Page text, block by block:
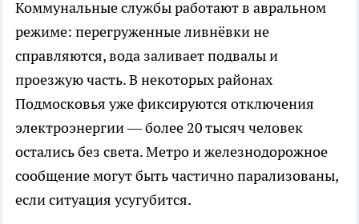
Коммунальные службы работают в авральном
режиме: перегруженные ливнёвки не
справляются, вода заливает подвалы и
проезжую часть. В некоторых районах
Подмосковья уже фиксируются отключения
электроэнергии — более 20 тысяч человек
остались без света. Метро и железнодорожное
сообщение могут быть частично парализованы,
если ситуация усугубится.